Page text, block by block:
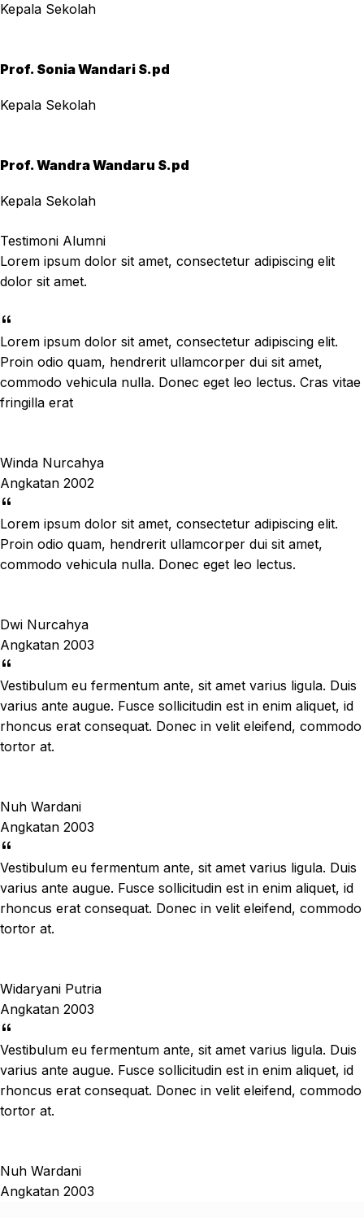
Kepala Sekolah
Prof. Sonia Wandari S.pd
Kepala Sekolah
Prof. Wandra Wandaru S.pd
Kepala Sekolah
Testimoni Alumni
Lorem ipsum dolor sit amet, consectetur adipiscing elit
dolor sit amet.
Lorem ipsum dolor sit amet, consectetur adipiscing elit.
Proin odio quam, hendrerit ullamcorper dui sit amet,
commodo vehicula nulla. Donec eget leo lectus. Cras vitae
fringilla erat
Winda Nurcahya
Angkatan 2002
Lorem ipsum dolor sit amet, consectetur adipiscing elit.
Proin odio quam, hendrerit ullamcorper dui sit amet,
commodo vehicula nulla. Donec eget leo lectus.
Dwi Nurcahya
Angkatan 2003
Vestibulum eu fermentum ante, sit amet varius ligula. Duis
varius ante augue. Fusce sollicitudin est in enim aliquet, id
rhoncus erat consequat. Donec in velit eleifend, commodo
tortor at.
Nuh Wardani
Angkatan 2003
Vestibulum eu fermentum ante, sit amet varius ligula. Duis
varius ante augue. Fusce sollicitudin est in enim aliquet, id
rhoncus erat consequat. Donec in velit eleifend, commodo
tortor at.
Widaryani Putria
Angkatan 2003
Vestibulum eu fermentum ante, sit amet varius ligula. Duis
varius ante augue. Fusce sollicitudin est in enim aliquet, id
rhoncus erat consequat. Donec in velit eleifend, commodo
tortor at.
Nuh Wardani
Angkatan 2003